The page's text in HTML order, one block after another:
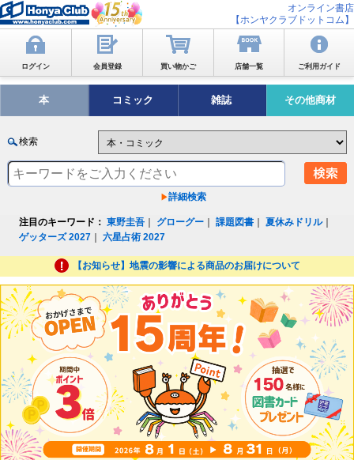
オンライン書店
【ホンヤクラブドットコム】
ログイン 会員登録 買い物かご 店舗一覧 ご利用ガイド
本 コミック 雑誌 その他商材
検索
詳細検索
注目のキーワード： 東野圭吾 グローグー ｜課題図書 ｜夏休みドリル｜
ゲッターズ 2027 ｜六星占術 2027
【お知らせ】地震の影響による商品のお届けについて